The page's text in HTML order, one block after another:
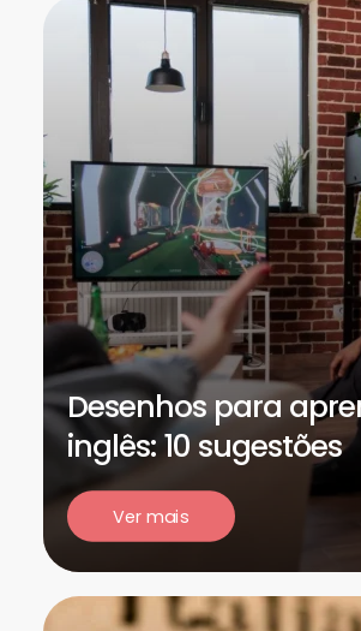
Desenhos para
inglês: 10 sugestões
Ver mais